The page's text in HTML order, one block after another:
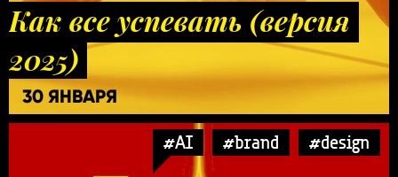
Как все успевать (версия
2025)
30 ЯНВАРЯ
#AI #brand #design